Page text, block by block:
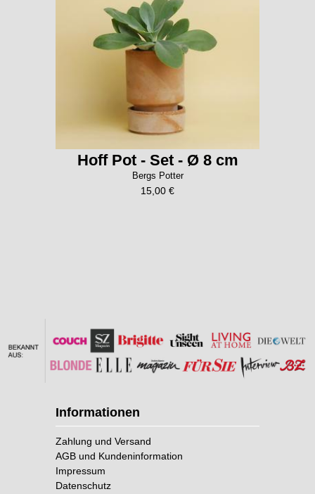
Hoff Pot - Set - Ø 8 cm
Bergs Potter
15,00 €
Informationen
Zahlung und Versand
AGB und Kundeninformation
Impressum
Datenschutz